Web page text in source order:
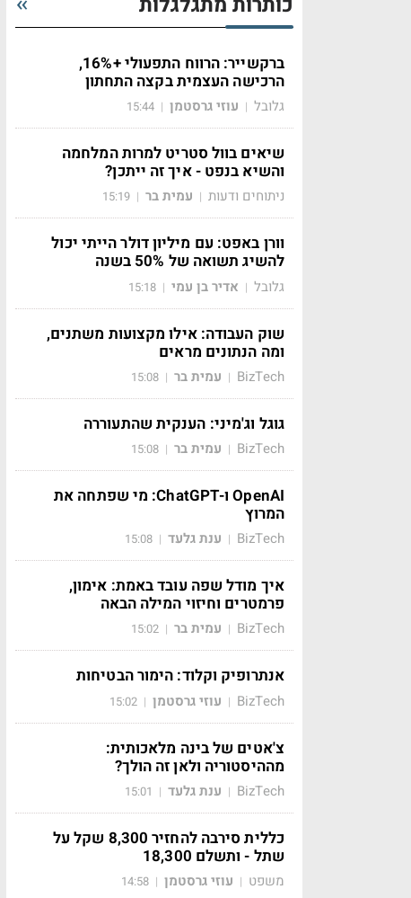
ברקשייר: הרווח התפעולי +16%,
הרכישה העצמית בקצה התחתון
גלובל | עוזי גרסטמן |
15:44
שיאים בוול סטריט למרות המלחמה
והשיא בנפט - איך זה ייתכן?
ניתוחים ודעות | עמית בר |
15:19
וורן באפט: עם מיליון דולר הייתי יכול
להשיג תשואה של 50% בשנה
גלובל | אדיר בן עמי |
15:18
שוק העבודה: אילו מקצועות משתנים,
ומה הנתונים מראים
BizTech
| עמית בר |
15:08
גוגל וג'מיני: הענקית שהתעוררה
BizTech
| עמית בר |
15:08
OpenAI ו-ChatGPT: מי שפתחה את
המרוץ
BizTech
| ענת גלעד |
15:08
איך מודל שפה עובד באמת: אימון,
פרמטרים וחיזוי המילה הבאה
BizTech
| עמית בר |
15:02
אנתרופיק וקלוד: הימור הבטיחות
BizTech
| עוזי גרסטמן |
15:02
צ'אטים של בינה מלאכותית:
מההיסטוריה ולאן זה הולך?
BizTech
| ענת גלעד |
15:01
כללית סירבה להחזיר 8,300 שקל על
שתל - ותשלם 18,300
משפט | עוזי גרסטמן |
14:58